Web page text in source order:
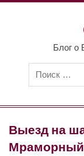
Перейти
Блог о
Выезд на
Мраморный